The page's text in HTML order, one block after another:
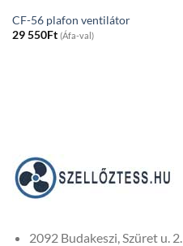
CF-56 plafon ventilátor
29 550Ft (Áfa-val)
2092 Budakeszi, Szüret u. 2.